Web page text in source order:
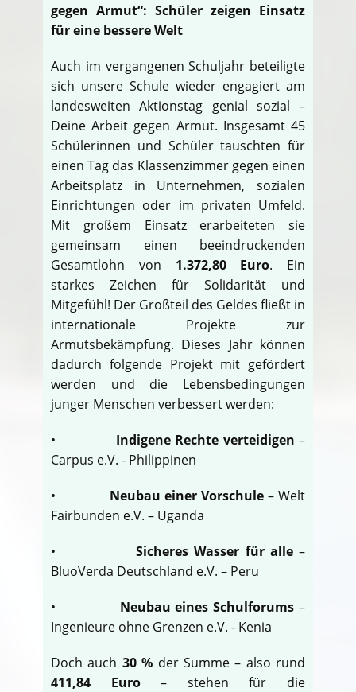
gegen Armut“: Schüler zeigen Einsatz
für eine bessere Welt
Auch im vergangenen Schuljahr beteiligte
sich unsere Schule wieder engagiert am
landesweiten Aktionstag genial sozial –
Deine Arbeit gegen Armut. Insgesamt 45
Schülerinnen und Schüler tauschten für
einen Tag das Klassenzimmer gegen einen
Arbeitsplatz in Unternehmen, sozialen
Einrichtungen oder im privaten Umfeld.
Mit großem Einsatz erarbeiteten sie
gemeinsam einen beeindruckenden
Gesamtlohn von 1.372,80 Euro. Ein
starkes Zeichen für Solidarität und
Mitgefühl! Der Großteil des Geldes fließt in
internationale Projekte zur
Armutsbekämpfung. Dieses Jahr können
dadurch folgende Projekt mit gefördert
werden und die Lebensbedingungen
junger Menschen verbessert werden:
• Indigene Rechte verteidigen –
Carpus e.V. - Philippinen
• Neubau einer Vorschule – Welt
Fairbunden e.V. – Uganda
•Sicheres Wasser für alle–
BluoVerda Deutschland e.V. – Peru
• Neubau eines Schulforums –
Ingenieure ohne Grenzen e.V. - Kenia
Doch auch 30 % der Summe – also rund
411,84 Euro– stehen für die